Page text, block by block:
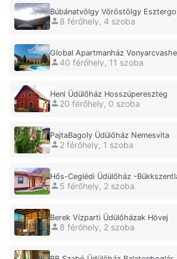
Búbánatvölgy Vöröstölgy
8 férőhely, 4 szoba
Global Apartmanház
40 férőhely, 11 szoba
Heni Üdülőház Hosszúpereszteg
20 férőhely, 0 szoba
PajtaBagoly Üdülőház Nemesvita
2 férőhely, 1 szoba
Hős-Ceglédi Üdülőház -
5 férőhely, 2 szoba
Berek Vízparti Üdülőházak Hövej
8 férőhely, 2 szoba